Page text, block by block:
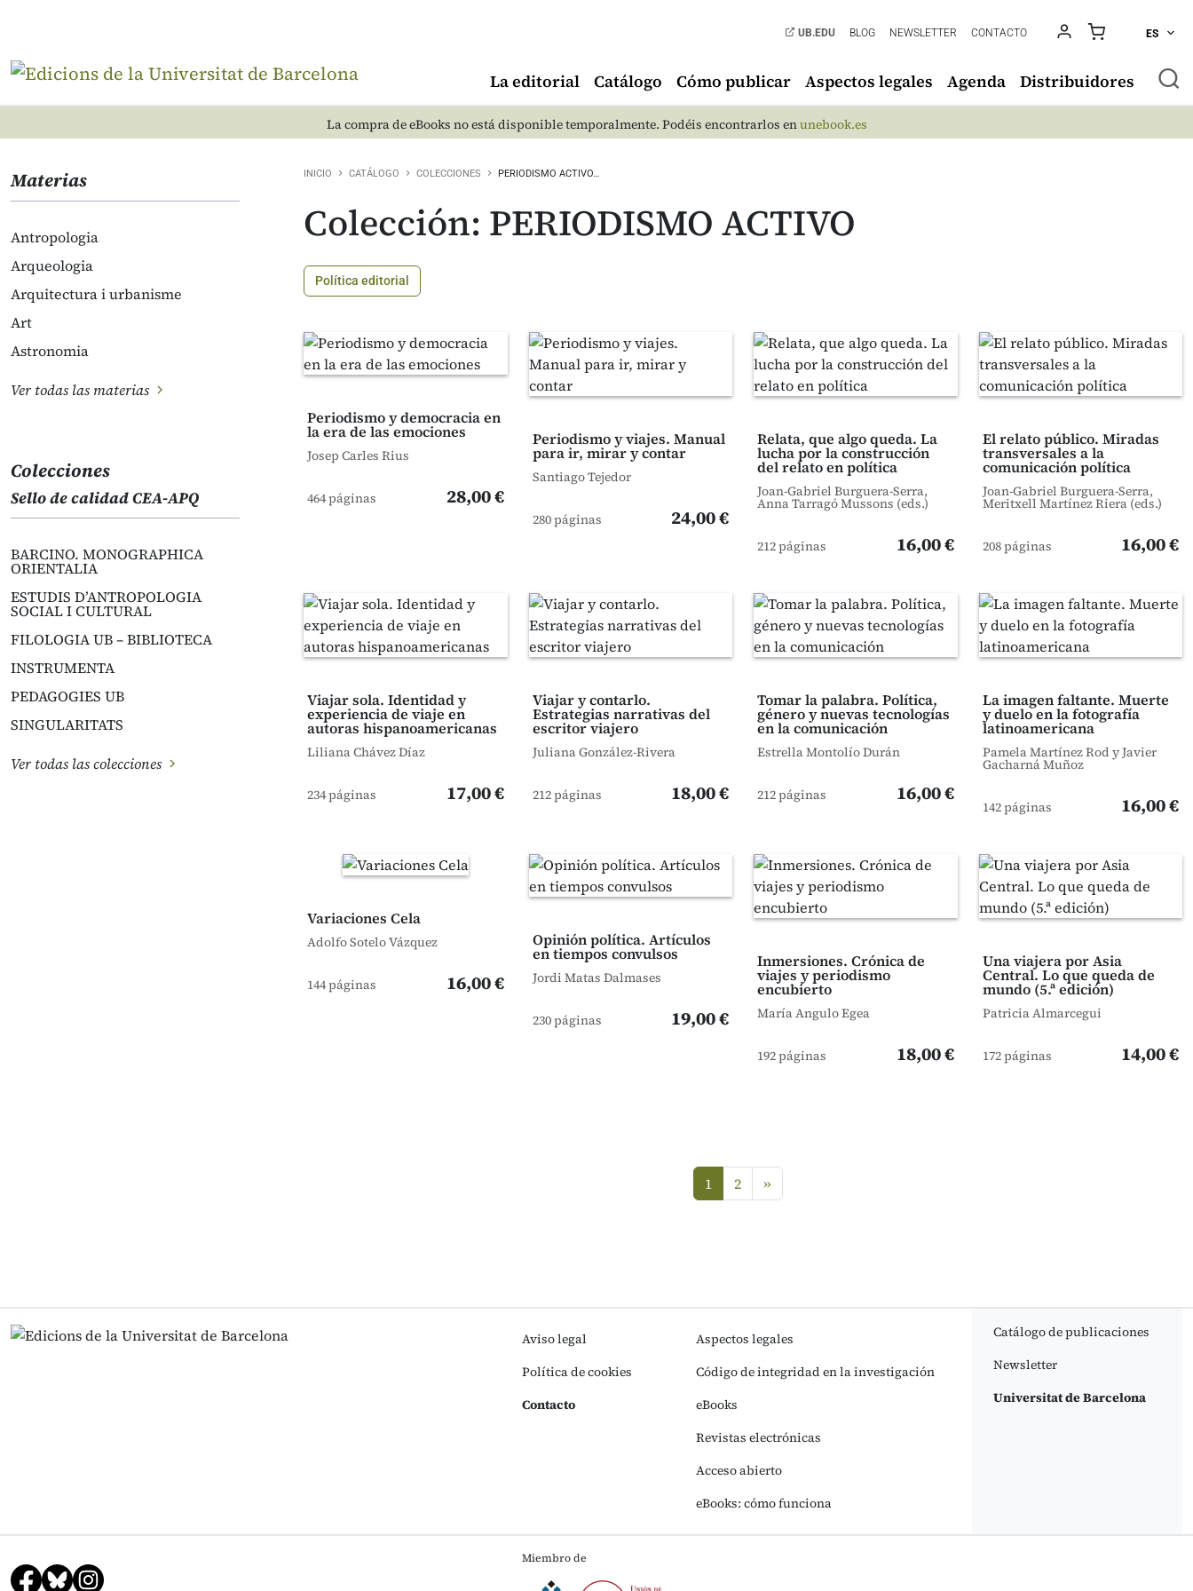
UB.EDU BLOG NEWSLETTER CONTACTO ES
La editorial Catálogo Cómo publicar Aspectos legales Agenda Distribuidores
La compra de eBooks no está disponible temporalmente. Podéis encontrarlos enunebook.es
Materias
Antropologia
Arqueologia
Arquitectura i urbanisme
Art
Astronomia
Ver todas las materias
Colecciones
Sello de calidad CEA-APQ
BARCINO. MONOGRAPHICA
ORIENTALIA
ESTUDIS D’ANTROPOLOGIA
SOCIAL I CULTURAL
FILOLOGIA UB – BIBLIOTECA
INSTRUMENTA
PEDAGOGIES UB
SINGULARITATS
Ver todas las colecciones
INICIO CATÁLOGO COLECCIONES PERIODISMO ACTIVO…
Colección: PERIODISMO ACTIVO
Política editorial
Periodismo y democracia en
la era de las emociones
Josep Carles Rius
464 páginas 28,00 €
Periodismo y viajes. Manual
para ir, mirar y contar
Santiago Tejedor
280 páginas 24,00 €
Relata, que algo queda. La
lucha por la construcción
del relato en política
Joan-Gabriel Burguera-Serra,
Anna Tarragó Mussons (eds.)
212 páginas 16,00 €
El relato público. Miradas
transversales a la
comunicación política
Joan-Gabriel Burguera-Serra,
Meritxell Martínez Riera (eds.)
208 páginas 16,00 €
Viajar sola. Identidad y
experiencia de viaje en
autoras hispanoamericanas
Liliana Chávez Díaz
234 páginas 17,00 €
Viajar y contarlo.
Estrategias narrativas del
escritor viajero
Juliana González-Rivera
212 páginas 18,00 €
Tomar la palabra. Política,
género y nuevas tecnologías
en la comunicación
Estrella Montolío Durán
212 páginas 16,00 €
La imagen faltante. Muerte
y duelo en la fotografía
latinoamericana
Pamela Martínez Rod y Javier
Gacharná Muñoz
142 páginas 16,00 €
Variaciones Cela
Adolfo Sotelo Vázquez
144 páginas 16,00 €
Opinión política. Artículos
en tiempos convulsos
Jordi Matas Dalmases
230 páginas 19,00 €
Inmersiones. Crónica de
viajes y periodismo
encubierto
María Angulo Egea
192 páginas 18,00 €
Una viajera por Asia
Central. Lo que queda de
mundo (5.ª edición)
Patricia Almarcegui
172 páginas 14,00 €
1
2 »siguiente
Aviso legal
Política de cookies
Contacto
Aspectos legales
Código de integridad en la investigación
eBooks
Revistas electrónicas
Acceso abierto
eBooks: cómo funciona
Catálogo de publicaciones
Newsletter
Universitat de Barcelona
Miembro de